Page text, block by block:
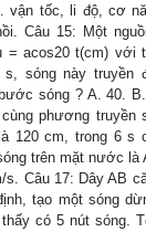
vận tốc, li độ, cơ
Câu 15: Một
= acos20 t(cm) với
s, sóng này truyền
sóng ? A. 40.
phương truyền
120 cm, trong 6 s
trên mặt nước
Câu 17: Dây AB
tạo một sóng
có 5 nút sóng.